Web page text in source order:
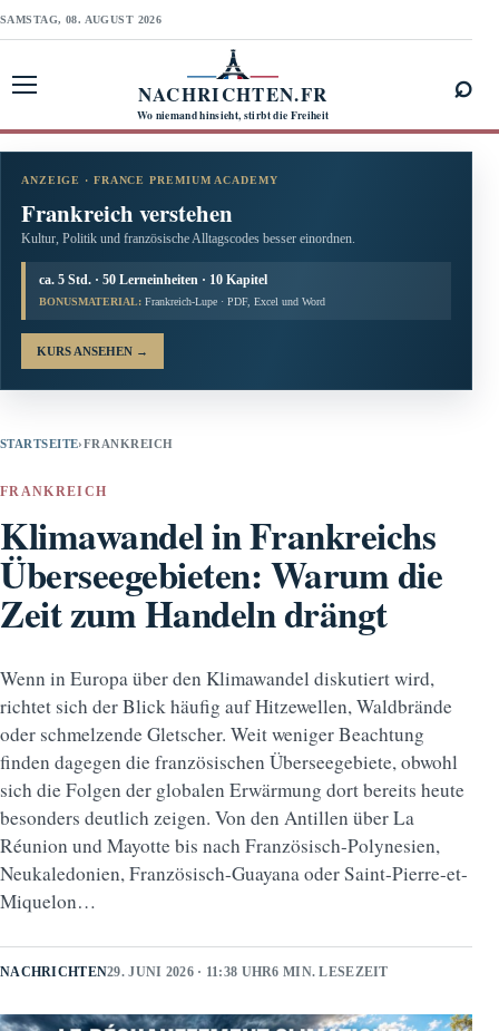
SAMSTAG, 08. AUGUST 2026
NACHRICHTEN.FR
Wo niemand hinsieht, stirbt die Freiheit
⌕
ANZEIGE · FRANCE PREMIUM ACADEMY
Frankreich verstehen
Kultur, Politik und französische Alltagscodes besser einordnen.
ca. 5 Std. · 50 Lerneinheiten · 10 Kapitel
BONUSMATERIAL: Frankreich-Lupe · PDF, Excel und Word
KURS ANSEHEN →
STARTSEITE›FRANKREICH
FRANKREICH
Klimawandel in Frankreichs
Überseegebieten: Warum die
Zeit zum Handeln drängt
Wenn in Europa über den Klimawandel diskutiert wird,
richtet sich der Blick häufig auf Hitzewellen, Waldbrände
oder schmelzende Gletscher. Weit weniger Beachtung
finden dagegen die französischen Überseegebiete, obwohl
sich die Folgen der globalen Erwärmung dort bereits heute
besonders deutlich zeigen. Von den Antillen über La
Réunion und Mayotte bis nach Französisch-Polynesien,
Neukaledonien, Französisch-Guayana oder Saint-Pierre-et-
Miquelon…
NACHRICHTEN29. JUNI 2026 · 11:38 UHR6 MIN. LESEZEIT